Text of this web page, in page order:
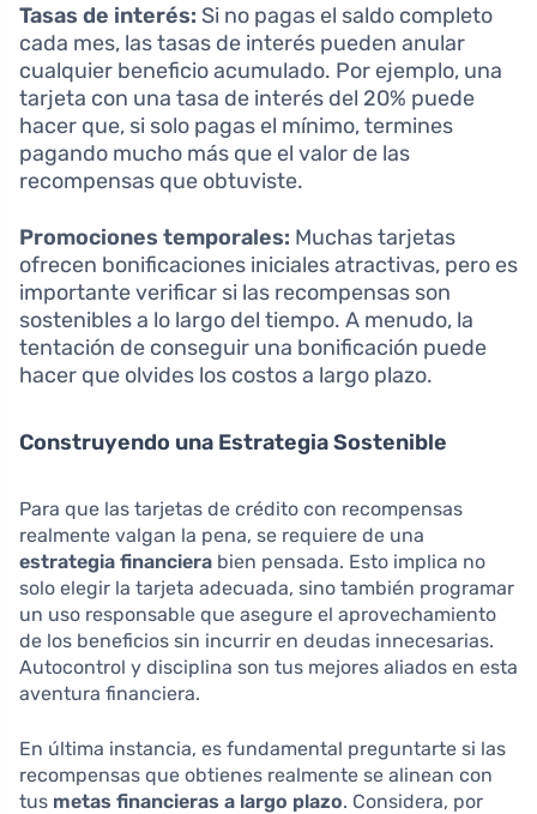
Tasas de interés: Si no pagas el saldo completo
cada mes, las tasas de interés pueden anular
cualquier beneficio acumulado. Por ejemplo, una
tarjeta con una tasa de interés del 20% puede
hacer que, si solo pagas el mínimo, termines
pagando mucho más que el valor de las
recompensas que obtuviste.
Promociones temporales: Muchas tarjetas
ofrecen bonificaciones iniciales atractivas, pero es
importante verificar si las recompensas son
sostenibles a lo largo del tiempo. A menudo, la
tentación de conseguir una bonificación puede
hacer que olvides los costos a largo plazo.
Construyendo una Estrategia Sostenible
Para que las tarjetas de crédito con recompensas
realmente valgan la pena, se requiere de una
estrategia financiera bien pensada. Esto implica no
solo elegir la tarjeta adecuada, sino también programar
un uso responsable que asegure el aprovechamiento
de los beneficios sin incurrir en deudas innecesarias.
Autocontrol y disciplina son tus mejores aliados en esta
aventura financiera.
En última instancia, es fundamental preguntarte si las
recompensas que obtienes realmente se alinean con
tus metas financieras a largo plazo. Considera, por